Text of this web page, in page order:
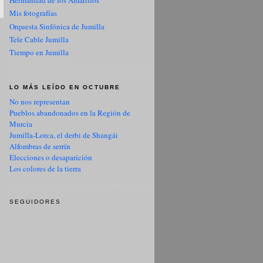
Mis fotografías
Orquesta Sinfónica de Jumilla
Tele Cable Jumilla
Tiempo en Jumilla
LO MÁS LEÍDO EN OCTUBRE
No nos representan
Pueblos abandonados en la Región de
Murcia
Jumilla-Lorca, el derbi de Shangái
Alfombras de serrín
Elecciones o desaparición
Los colores de la tierra
SEGUIDORES